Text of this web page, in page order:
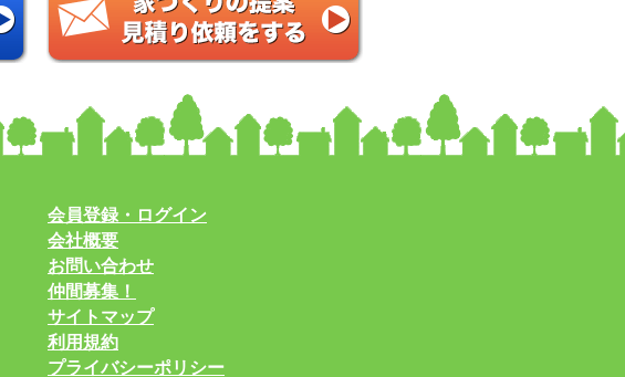
会員登録・ログイン
会社概要
お問い合わせ
仲間募集！
サイトマップ
利用規約
プライバシーポリシー